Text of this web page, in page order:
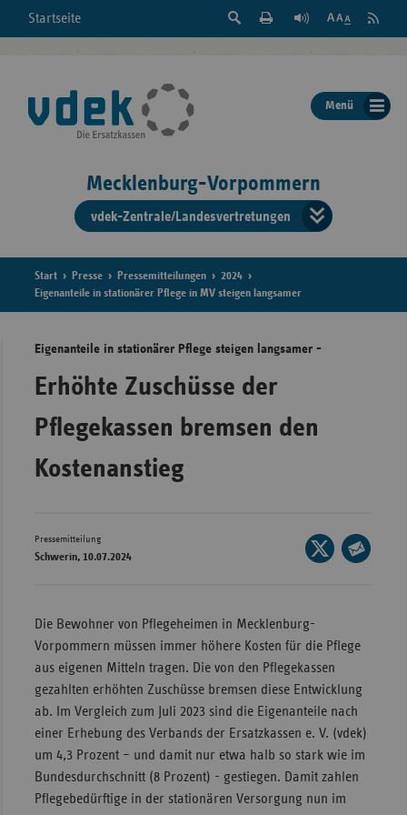
Startseite
Suche
der
Seite
Feed
Menü
Mecklenburg-Vorpommern
vdek-Zentrale/Landesvertretungen
der
Start Presse Pressemitteilungen
2024
Eigenanteile in stationärer Pflege in MV steigen langsamer
Eigenanteile in stationärer Pflege steigen langsamer -
Erhöhte Zuschüsse der
Pflegekassen bremsen den
Kostenanstieg
Pressemitteilung
Schwerin, 10.07.2024
Seite
auf
Die Bewohner von Pflegeheimen in Mecklenburg-
Vorpommern müssen immer höhere Kosten für die Pflege
aus eigenen Mitteln tragen. Die von den Pflegekassen
gezahlten erhöhten Zuschüsse bremsen diese Entwicklung
ab. Im Vergleich zum Juli 2023 sind die Eigenanteile nach
einer Erhebung des Verbands der Ersatzkassen e. V. (vdek)
um 4,3 Prozent – und damit nur etwa halb so stark wie im
Bundesdurchschnitt (8 Prozent) - gestiegen. Damit zahlen
Pflegebedürftige in der stationären Versorgung nun im